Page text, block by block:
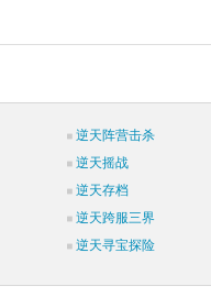
逆天阵营击杀
逆天摇战
逆天存档
逆天跨服三界
逆天寻宝探险